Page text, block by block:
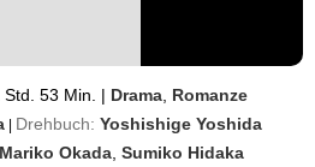
Std. 53 Min. | Drama Romanze
Drehbuch: Yoshishige Yoshida
Mariko Okada Sumiko Hidaka